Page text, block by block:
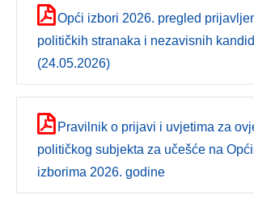
Opći izbori 2026. pregled
političkih stranaka i nezavisnih
(24.05.2026)
Pravilnik o prijavi i uvjetima za
političkog subjekta za učešće na
izborima 2026. godine